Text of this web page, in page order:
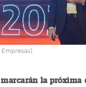
la próxima